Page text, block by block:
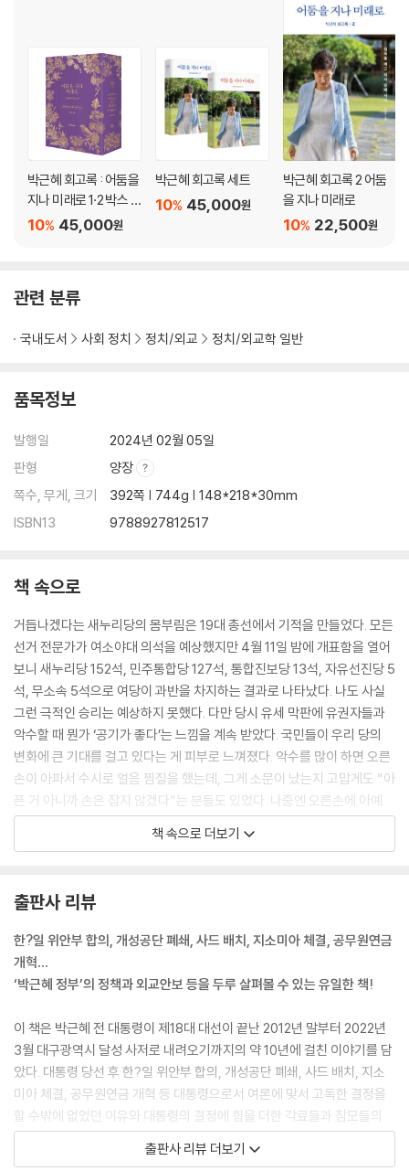
박근혜 회고록 : 어둠을
지나 미래로 1·2 박스 세
트
45,000원
10%
박근혜 회고록 세트
45,000원
10%
박근혜 회고록 2 어둠
을 지나 미래로
22,500원
10%
관련 분류
국내도서 사회 정치 정치/외교 정치/외교학 일반
품목정보
발행일
2024년 02월 05일
판형
양장
쪽수, 무게, 크기
392쪽 | 744g | 148*218*30mm
ISBN13
9788927812517
책 속으로
거듭나겠다는 새누리당의 몸부림은 19대 총선에서 기적을 만들었다. 모든
선거 전문가가 여소야대 의석을 예상했지만 4월 11일 밤에 개표함을 열어
보니 새누리당 152석, 민주통합당 127석, 통합진보당 13석, 자유선진당 5
석, 무소속 5석으로 여당이 과반을 차지하는 결과로 나타났다. 나도 사실
그런 극적인 승리는 예상하지 못했다. 다만 당시 유세 막판에 유권자들과
악수할 때 뭔가 ‘공기가 좋다’는 느낌을 계속 받았다. 국민들이 우리 당의
변화에 큰 기대를 걸고 있다는 게 피부로 느껴졌다. 악수를 많이 하면 오른
손이 아파서 수시로 얼음 찜질을 했는데, 그게 소문이 났는지 고맙게도 “아
픈 거 아니까 손은 잡지 않겠다”는 분들도 있었다. 나중엔 오른손에 아예
붕대를 감고 다녀 언론에 ‘붕대투혼’이란 말이 등장했다.
것은 충격적이었고 위기감을 증폭시켰다. 우리는 핵무기가 없는데, 북한은
대화 분위기 속에서도 여전히 뒤에서 핵을 계속 고도화하고 있었다는 것이
드러났기 때문이다. 나는 솔직히 그전까진 북한에 대해 한 가닥 기대를 포
기하지 않았다. 그러나 4차 핵실험을 보면서 김정은 정권과 의미있는 대화
월 전 8·25 합의 당시 목함지뢰로 인한 우리 병사들이 중상을 당한 데 유감
을 표명하면서 남북관계를 개선하기 위한 당국 회담을 서울 또는 평양에서
이른 시일 내에 개최하며 앞으로 여러 분야의 대화와 협상을 진행해 나가
자고 했다. 그러고는 갑작스러운 핵실험으로 이를 백지로 만들어버린 것이
다.
---「2장 ‘외교안보’」중에서
책 속으로 더보기
출판사 리뷰
한?일 위안부 합의, 개성공단 폐쇄, 사드 배치, 지소미아 체결, 공무원연금
개혁…
‘박근혜 정부’의 정책과 외교안보 등을 두루 살펴볼 수 있는 유일한 책!
이 책은 박근혜 전 대통령이 제18대 대선이 끝난 2012년 말부터 2022년
3월 대구광역시 달성 사저로 내려오기까지의 약 10년에 걸친 이야기를 담
았다. 대통령 당선 후 한?일 위안부 합의, 개성공단 폐쇄, 사드 배치, 지소
미아 체결, 공무원연금 개혁 등 대통령으로서 여론에 맞서 고독한 결정을
할 수밖에 없었던 이유와 대통령의 결정에 힘을 더한 각료들과 참모들의
이야기, 그리고 가까운 이의 일탈로 인한 탄핵과 베일에 가려져 있던 4년
9개월간 구치소에서 겪은 극한의 나날에 대한 이야기를 솔직하게 담아냈
출판사 리뷰 더보기